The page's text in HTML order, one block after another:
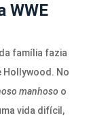
WWE
família fazia
No
manhoso o
vida difícil,